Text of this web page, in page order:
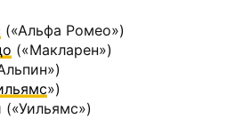
(«Альфа Ромео»)
(«Макларен»)
»)